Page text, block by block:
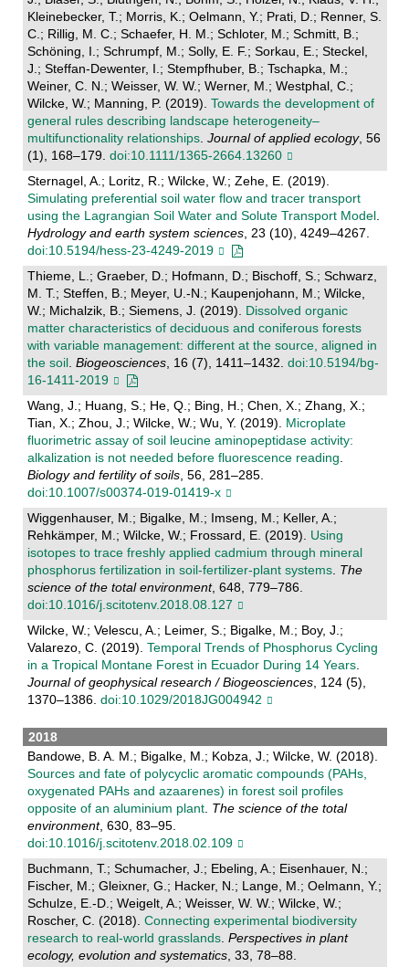
Kleinebecker, T.; Morris, K.; Oelmann, Y.; Prati, D.; Renner, S.
C.; Rillig, M. C.; Schaefer, H. M.; Schloter, M.; Schmitt, B.;
Schöning, I.; Schrumpf, M.; Solly, E. F.; Sorkau, E.; Steckel,
J.; Steffan-Dewenter, I.; Stempfhuber, B.; Tschapka, M.;
Weiner, C. N.; Weisser, W. W.; Werner, M.; Westphal, C.;
Wilcke, W.; Manning, P. (2019). Towards the development of
general rules describing landscape heterogeneity–
multifunctionality relationships. Journal of applied ecology, 56
(1), 168–179. doi:10.1111/1365-2664.13260
Sternagel, A.; Loritz, R.; Wilcke, W.; Zehe, E. (2019).
Simulating preferential soil water flow and tracer transport
using the Lagrangian Soil Water and Solute Transport Model.
Hydrology and earth system sciences, 23 (10), 4249–4267.
doi:10.5194/hess-23-4249-2019
Thieme, L.; Graeber, D.; Hofmann, D.; Bischoff, S.; Schwarz,
M. T.; Steffen, B.; Meyer, U.-N.; Kaupenjohann, M.; Wilcke,
W.; Michalzik, B.; Siemens, J. (2019). Dissolved organic
matter characteristics of deciduous and coniferous forests
with variable management: different at the source, aligned in
the soil. Biogeosciences, 16 (7), 1411–1432. doi:10.5194/bg-
16-1411-2019
Wang, J.; Huang, S.; He, Q.; Bing, H.; Chen, X.; Zhang, X.;
Tian, X.; Zhou, J.; Wilcke, W.; Wu, Y. (2019). Microplate
fluorimetric assay of soil leucine aminopeptidase activity:
alkalization is not needed before fluorescence reading
Biology and fertility of soils, 56, 281–285.
doi:10.1007/s00374-019-01419-x
Wiggenhauser, M.; Bigalke, M.; Imseng, M.; Keller, A.;
Rehkämper, M.; Wilcke, W.; Frossard, E. (2019). Using
isotopes to trace freshly applied cadmium through mineral
phosphorus fertilization in soil-fertilizer-plant systems. The
science of the total environment, 648, 779–786.
doi:10.1016/j.scitotenv.2018.08.127
Wilcke, W.; Velescu, A.; Leimer, S.; Bigalke, M.; Boy, J.;
Valarezo, C. (2019). Temporal Trends of Phosphorus Cycling
in a Tropical Montane Forest in Ecuador During 14 Years.
Journal of geophysical research / Biogeosciences, 124 (5),
1370–1386. doi:10.1029/2018JG004942
2018
Bandowe, B. A. M.; Bigalke, M.; Kobza, J.; Wilcke, W. (2018).
Sources and fate of polycyclic aromatic compounds (PAHs,
oxygenated PAHs and azaarenes) in forest soil profiles
opposite of an aluminium plant. The science of the total
environment, 630, 83–95.
doi:10.1016/j.scitotenv.2018.02.109
Buchmann, T.; Schumacher, J.; Ebeling, A.; Eisenhauer, N.;
Fischer, M.; Gleixner, G.; Hacker, N.; Lange, M.; Oelmann, Y.;
Schulze, E.-D.; Weigelt, A.; Weisser, W. W.; Wilcke, W.;
Roscher, C. (2018). Connecting experimental biodiversity
research to real-world grasslands. Perspectives in plant
ecology, evolution and systematics, 33, 78–88.